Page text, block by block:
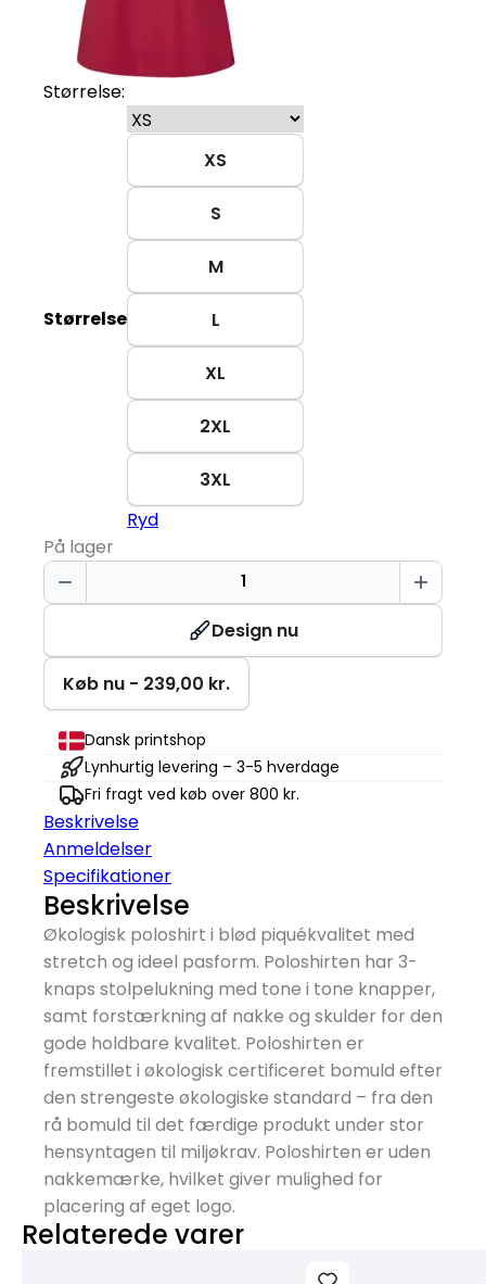
Størrelse:
Størrelse
XS
S
M
L
XL
2XL
3XL
Ryd
På lager
Økologisk
Poloshirt
Dame
antal
Design nu
Køb nu - 239,00 kr.
Dansk printshop
Lynhurtig levering – 3-5 hverdage
Fri fragt ved køb over 800 kr.
Beskrivelse
Anmeldelser
Specifikationer
Beskrivelse
Økologisk poloshirt i blød piquékvalitet med
stretch og ideel pasform. Poloshirten har 3-
knaps stolpelukning med tone i tone knapper,
samt forstærkning af nakke og skulder for den
gode holdbare kvalitet. Poloshirten er
fremstillet i økologisk certificeret bomuld efter
den strengeste økologiske standard – fra den
rå bomuld til det færdige produkt under stor
hensyntagen til miljøkrav. Poloshirten er uden
nakkemærke, hvilket giver mulighed for
placering af eget logo.
Relaterede varer